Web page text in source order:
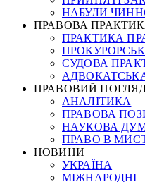
НАБУЛИ
ПРАВОВА
ПРАКТИКА
СУДОВА
ПРАВОВИЙ
АНАЛІТИКА
ПРАВОВА
НАУКОВА
ПРАВО В
НОВИНИ
УКРАЇНА
МІЖНАРОДНІ